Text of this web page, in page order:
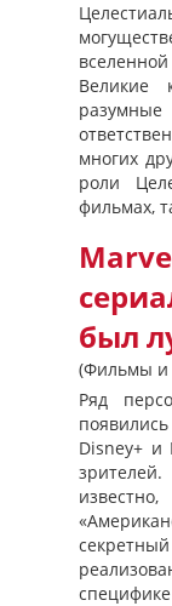
Великие
многих
роли
фильмах,
был
(Фильмы и
Ряд
Disney+ и